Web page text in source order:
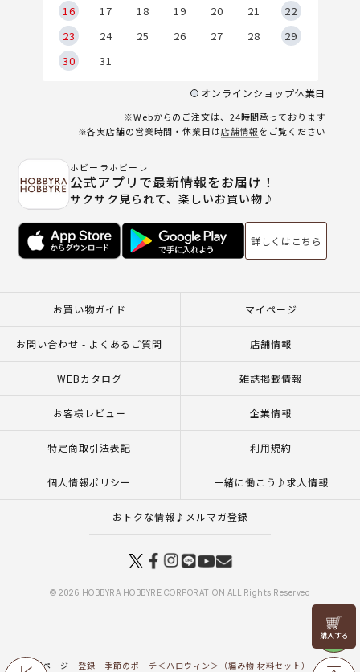
リリヤン
フェア
16
17 18 19 20 21
22
23
24 25 26 27 28
29
30
31
オンラインショップ休業日
※Webからのご注文は、24時間承っております
※各実店舗の営業時間・休業日は店舗情報をご覧ください
ホビーラホビーレ
公式アプリで最新情報をお届け！
サクサク見られて、楽しいお買い物♪
詳しくはこちら
お買い物ガイド マイページ
お問い合わせ - よくあるご質問 店舗情報
WEBカタログ 雑誌掲載情報
お客様レビュー 企業情報
特定商取引法表記 利用規約
個人情報ポリシー 一緒に働こう♪求人情報
おトクな情報♪メルマガ登録
© 2026 HOBBYRA HOBBYRE CORPORATION ALL Rights Reserved
トップページ 登録 季節のポーチ＜ハロウィン＞（編み物 材料セット）